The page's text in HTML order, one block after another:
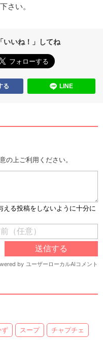
さい。
いいね！」してね
る LINE
の上ご利用ください。
ず スープ チャプチェ